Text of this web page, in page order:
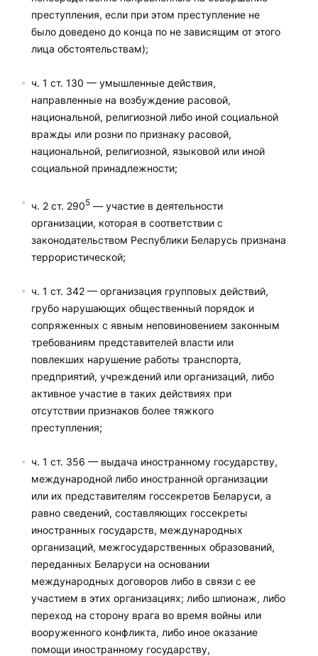
преступления, если при этом преступление не
было доведено до конца по не зависящим от этого
лица обстоятельствам);
ч. 1 ст. 130 — умышленные действия,
направленные на возбуждение расовой,
национальной, религиозной либо иной социальной
вражды или розни по признаку расовой,
национальной, религиозной, языковой или иной
социальной принадлежности;
ч. 2 ст. 2905 — участие в деятельности
организации, которая в соответствии с
законодательством Республики Беларусь признана
террористической;
ч. 1 ст. 342 — организация групповых действий,
грубо нарушающих общественный порядок и
сопряженных с явным неповиновением законным
требованиям представителей власти или
повлекших нарушение работы транспорта,
предприятий, учреждений или организаций, либо
активное участие в таких действиях при
отсутствии признаков более тяжкого
преступления;
ч. 1 ст. 356 — выдача иностранному государству,
международной либо иностранной организации
или их представителям госсекретов Беларуси, а
равно сведений, составляющих госсекреты
иностранных государств, международных
организаций, межгосударственных образований,
переданных Беларуси на основании
международных договоров либо в связи с ее
участием в этих организациях; либо шпионаж, либо
переход на сторону врага во время войны или
вооруженного конфликта, либо иное оказание
помощи иностранному государству,